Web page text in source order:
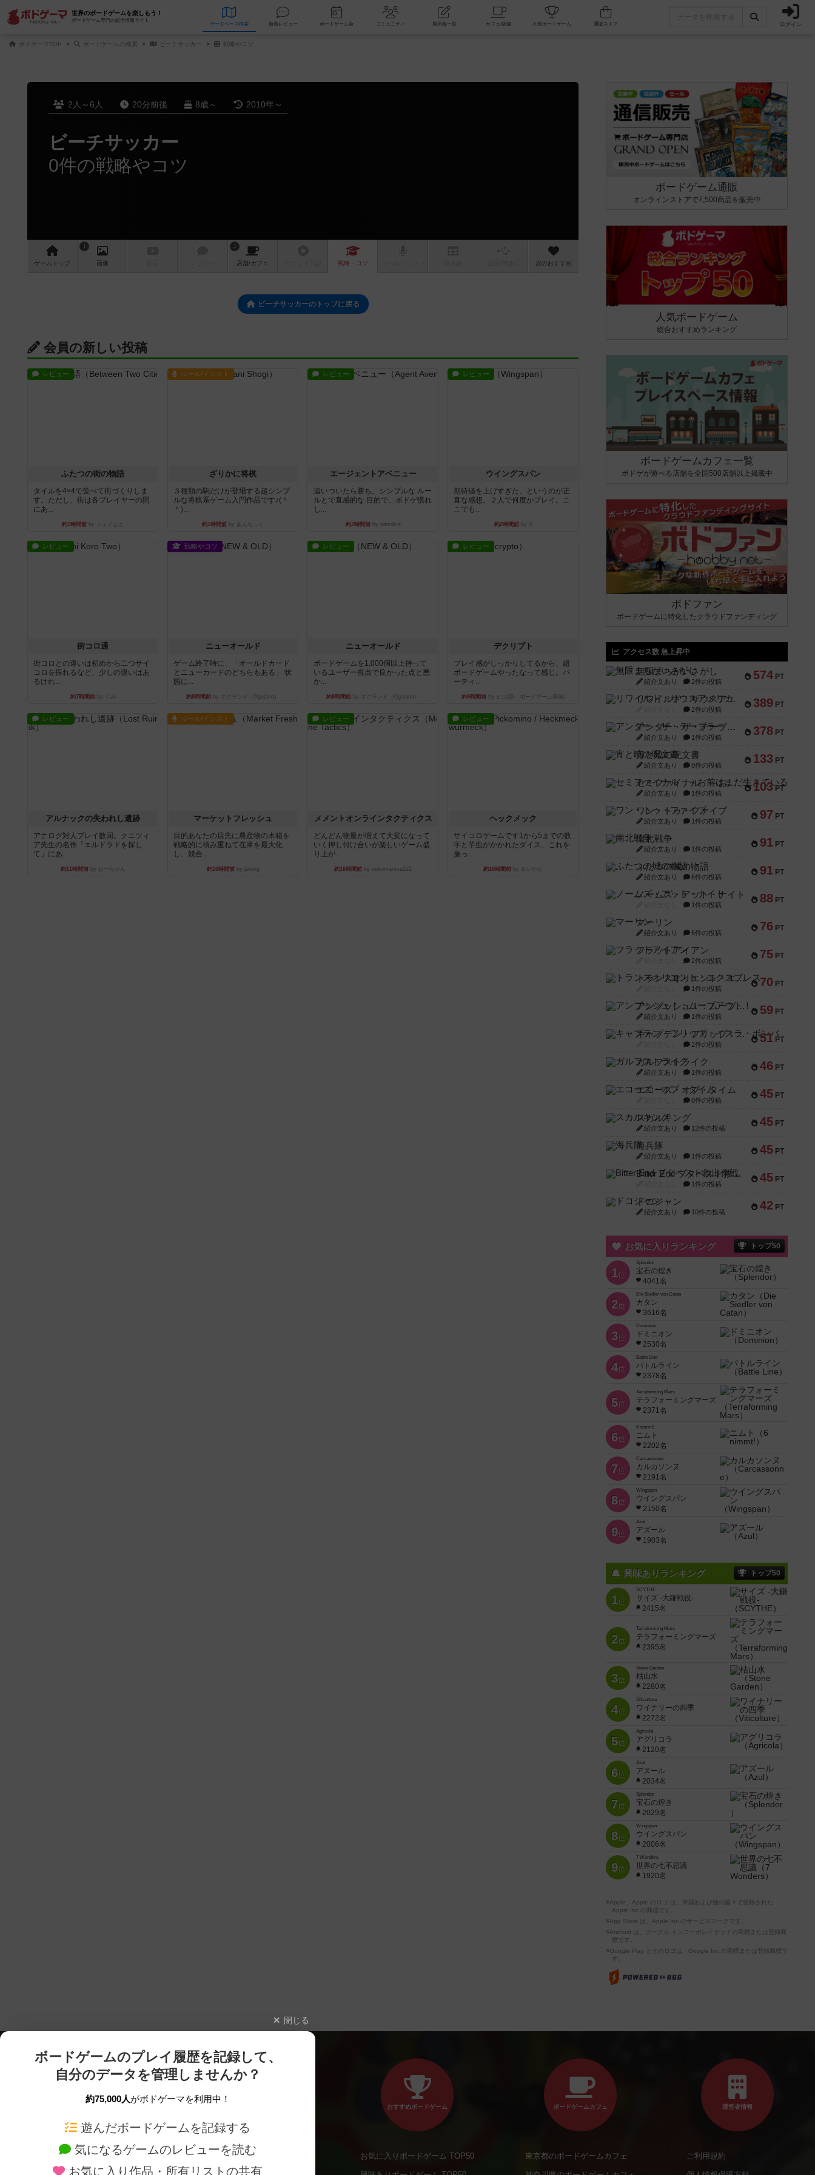
世界のボードゲームを楽しもう！
ボードゲーム専門の総合情報サイト
データベース 検索 新着レビュー ボードゲーム会 コミュニティ 掲示板一覧 カフェ/店舗 人気ボードゲーム ログイン
ボドゲーマTOP ボードゲームの検索 ビーチサッカー 戦略やコツ
2人～6人 20分前後 8歳～ 2010年～
ビーチサッカー
0件の戦略やコツ
ゲーム トップ
1
画像
1
店舗/カフェ 戦略 ・コツ 次のおすすめ
ビーチサッカーのトップに戻る
会員の新しい投稿
レビュー
ふたつの街の物語
タイルを4×4で並べて街づくりしま
す。ただし、街は各プレイヤーの間
にあ...
約1時間前 by ジェイとと
ルール/インスト
ざりかに将棋
３種類の駒だけが登場する超シンプ
ルな将棋系ゲーム入門作品です♪(＾
＾)...
約1時間前 by あんちっく
レビュー
エージェントアベニュー
追いついたら勝ち。シンプルな ルー
ルとで直感的な 目的で、ボドゲ慣れ
し...
約2時間前by daisdice
レビュー
ウイングスパン
期待値を上げすぎた、というのが正
直な感想。２人で何度かプレイ。こ
こでも...
約2時間前by S
レビュー
街コロ通
街コロとの違いは初めから二つサイ
コロを振れるなど、少しの違いはあ
るけれ...
約7時間前by くみ
戦略やコツ
ニューオールド
ゲーム終了時に、「オールドカード
とニューカードのどちらもある」 状
態に...
約8時間前 by オグランド（Oguland）
レビュー
ニューオールド
ボードゲームを1,000個以上持って
いるユーザー視点で良かった点と悪
か...
約8時間前 by オグランド（Oguland）
レビュー
デクリプト
プレイ感がしっかりしてるから、超
ボードゲームやったなって感じ。パ
ーティ...
約9時間前by ヒロ(新！ボードゲーム家族)
レビュー
アルナックの失われし遺跡
アナログ対人プレイ数回。クニツィ
ア先生の名作「エルドラドを探し
て」にあ...
約11時間前by おーちゃん
ルール/インスト
マーケットフレッシュ
目的あなたの店先に農産物の木箱を
戦略的に積み重ねて在庫を最大化
し、競合...
約16時間前by jurong
レビュー
メメントオンラインタクティクス
どんどん物量が増えて大変になって
いく押し付け合いが楽しいゲーム盛
り上が...
約16時間前 by nekomanma222
レビュー
ヘックメック
サイコロゲームです1から5までの数
字と芋虫がかかれたダイス。これを
振っ...
約18時間前 by みいやん
ボードゲーム通販
オンラインストアで7,500商品を販売中
人気ボードゲーム
総合おすすめランキング
ボードゲームカフェ一覧
ボドゲが遊べる店舗を全国500店舗以上掲載中
ボドファン
ボードゲームに特化したクラウドファンディング
アクセス数 急上昇中
574 PT
無限まちがいさがし
紹介文あり 2件の投稿
389 PT
リワイルド：サウスアメリカ
2件の投稿
378 PT
アンダー・ザ・テーブラー
紹介文あり 1件の投稿
133 PT
宵と暁の呪文書
紹介文あり 8件の投稿
103 PT
セミファイナル ～お前はまだ生きている～
紹介文あり 1件の投稿
97 PT
ワン・トゥ・ファイブ
紹介文あり 1件の投稿
91 PT
南北戦争
紹介文あり 1件の投稿
91 PT
ふたつの城の物語
紹介文あり 6件の投稿
88 PT
ノームズ・アット・ナイト
1件の投稿
76 PT
マーリン
紹介文あり 6件の投稿
75 PT
フラットアイアン
2件の投稿
70 PT
トランスオリエント・エクスプレス
1件の投稿
59 PT
アンブッシュ！：ムーブアウト！
紹介文あり 1件の投稿
51 PT
キャプテン・フリップ：イスラ・ボンバ
2件の投稿
46 PT
ガルフストライク
紹介文あり 1件の投稿
45 PT
エコーズ・オブ・タイム
8件の投稿
45 PT
スカルキング
紹介文あり 12件の投稿
45 PT
海兵隊
紹介文あり 1件の投稿
45 PT
Bitter End ブタペスト救出作戦
1件の投稿
42 PT
ドコジャン
紹介文あり 10件の投稿
お気に入りランキング トップ50
1位
Splendor
宝石の煌き
4041名
2位
Die Siedler von Catan
カタン
3616名
3位
Dominion
ドミニオン
2530名
4位
Battle Line
バトルライン
2378名
5位
Terraforming Mars
テラフォーミングマーズ
2371名
6位
6 nimmt!
ニムト
2202名
7位
Carcassonne
カルカソンヌ
2191名
8位
Wingspan
ウイングスパン
2150名
9位
Azul
アズール
1903名
興味ありランキング トップ50
1位
SCYTHE
サイズ -大鎌戦役-
2415名
2位
Terraforming Mars
テラフォーミングマーズ
2395名
3位
Stone Garden
枯山水
2280名
4位
Viticulture
ワイナリーの四季
2272名
5位
Agricola
アグリコラ
2120名
6位
Azul
アズール
2034名
7位
Splendor
宝石の煌き
2029名
8位
Wingspan
ウイングスパン
2006名
9位
7 Wonders
世界の七不思議
1920名
※Apple、Apple のロゴ は、米国および他の国々で登録された
Apple Inc.の商標です。
※App Store は、Apple Inc.のサービスマークです。
※Android は、グーグル インコーポレイテッドの商標または登録商
標です。
※Google Play とそのロゴは、Google Inc.の商標または登録商標で
す。
閉じる
ボードゲームのプレイ履歴を記録して、
自分のデータを管理しませんか？
約75,000人がボドゲーマを利用中！
遊んだボードゲームを記録する
気になるゲームのレビューを読む
お気に入り作品・所有リストの共有
ボードゲームを検索する 新作・再入荷情報
おすすめボードゲーム
お気に入りボードゲーム TOP50
ボードゲームカフェ
東京都のボードゲームカフェ
運営者情報
ご利用規約